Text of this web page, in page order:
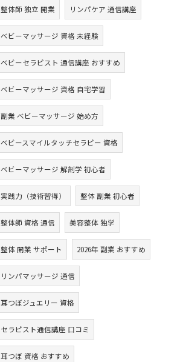
整体師 独立 開業 リンパケア 通信講座
ベビーマッサージ 資格 未経験
ベビーセラピスト 通信講座 おすすめ
ベビーマッサージ 資格 自宅学習
副業 ベビーマッサージ 始め方
ベビースマイルタッチセラピー 資格
ベビーマッサージ 解剖学 初心者
実践力（技術習得） 整体 副業 初心者
整体師 資格 通信 美容整体 独学
整体 開業 サポート 2026年 副業 おすすめ
リンパマッサージ 通信
耳つぼジュエリー 資格
セラピスト通信講座 口コミ
耳つぼ 資格 おすすめ